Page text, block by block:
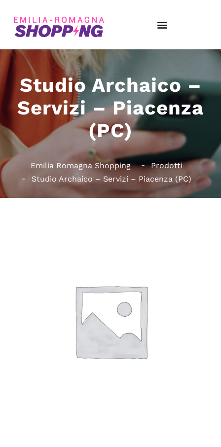
Studio Archaico –
Servizi – Piacenza
(PC)
Emilia Romagna Shopping
Prodotti
Studio Archaico – Servizi – Piacenza (PC)